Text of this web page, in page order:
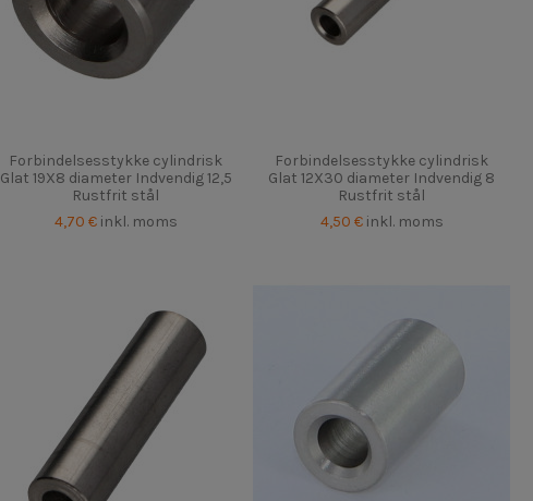
Forbindelsesstykke cylindrisk
Glat 19X8 diameter Indvendig 12,5
Rustfrit stål
4,70 € inkl. moms
Forbindelsesstykke cylindrisk
Glat 12X30 diameter Indvendig 8
Rustfrit stål
4,50 € inkl. moms